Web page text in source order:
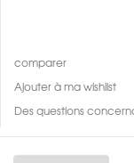
comparer
Ajouter à ma wishlist
Des questions